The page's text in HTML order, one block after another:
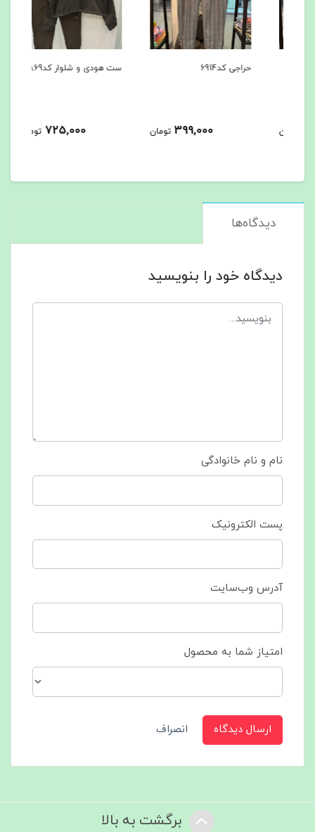
حراجی کد6914
399,000 تومان
ست هودی و شلوار کد6869
725,000 تومان
دیدگاه‌ها
دیدگاه خود را بنویسید
نام و نام خانوادگی
پست الکترونیک
آدرس وب‌سایت
امتیاز شما به محصول
ارسال دیدگاه انصراف
برگشت به بالا